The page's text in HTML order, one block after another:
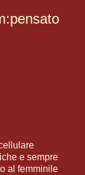
e sempre
al femminile